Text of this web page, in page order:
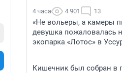
4 часа 4 901 13
«Не вольеры, а камеры
девушка пожаловалась
экопарка «Лотос» в
Кишечник был собран в